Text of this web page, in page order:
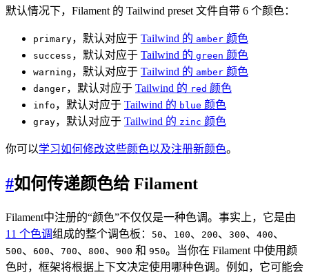
默认情况下，Filament 的 Tailwind preset 文件自带 6 个颜色：
primary，默认对应于 Tailwind 的 amber 颜色
success ，默认对应于 Tailwind 的 green 颜色
warning ，默认对应于 Tailwind 的 amber 颜色
danger，默认对应于 Tailwind 的 red 颜色
info ，默认对应于 Tailwind 的 blue 颜色
gray，默认对应于 Tailwind 的 zinc 颜色
你可以学习如何修改这些颜色以及注册新颜色。
#如何传递颜色给 Filament
Filament中注册的“颜色”不仅仅是一种色调。事实上，它是由
11 个色调组成的整个调色板： 50、 100、 200、 300、 400、
500、 600、 700、 800、 900 和 950。当你在 Filament 中使用颜
色时，框架将根据上下文决定使用哪种色调。例如，它可能会